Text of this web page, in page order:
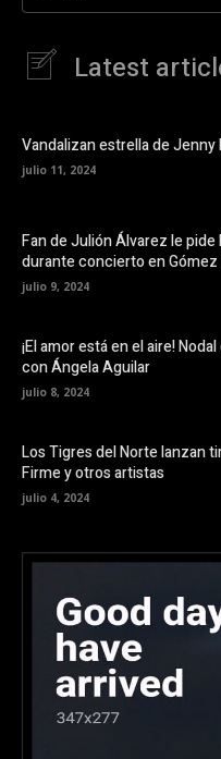
Latest
Vandalizan estrella de Jenny
julio 11, 2024
Fan de Julión Álvarez le pide
durante concierto en Gómez
julio 9, 2024
¡El amor está en el aire!
con Ángela Aguilar
julio 8, 2024
Los Tigres del Norte lanzan
Firme y otros artistas
julio 4, 2024